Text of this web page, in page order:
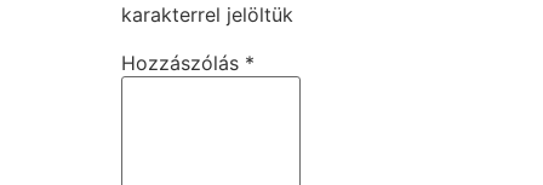
karakterrel jelöltük
Hozzászólás *